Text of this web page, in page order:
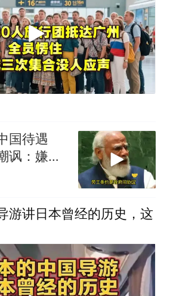
国待遇
讽：嫌差
游讲日本曾经的历史，这